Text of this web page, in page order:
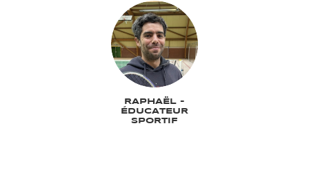
RAPHAËL -
ÉDUCATEUR
SPORTIF